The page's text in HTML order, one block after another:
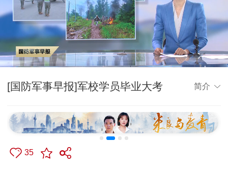
[国防军事早报]军校学员毕业大考 简介
35